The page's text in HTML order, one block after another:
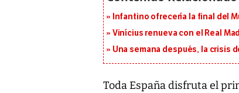
Infantino ofrecería la final del
Vinícius renueva con el Real
Una semana después, la crisis
Toda España disfruta el